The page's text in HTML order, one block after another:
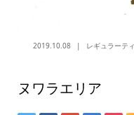
2019.10.08 レギュラーティ
ヌワラエリア